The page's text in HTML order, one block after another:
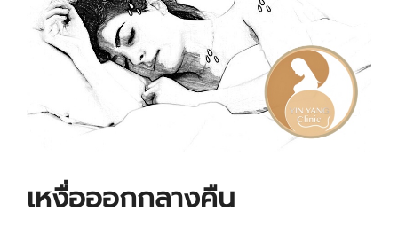
เหงื่อออกกลางคืน